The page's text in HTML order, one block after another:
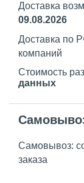
Доставка
09.08.2026
Доставка по
компаний
Стоимость
данных
Самовывоз:
заказа